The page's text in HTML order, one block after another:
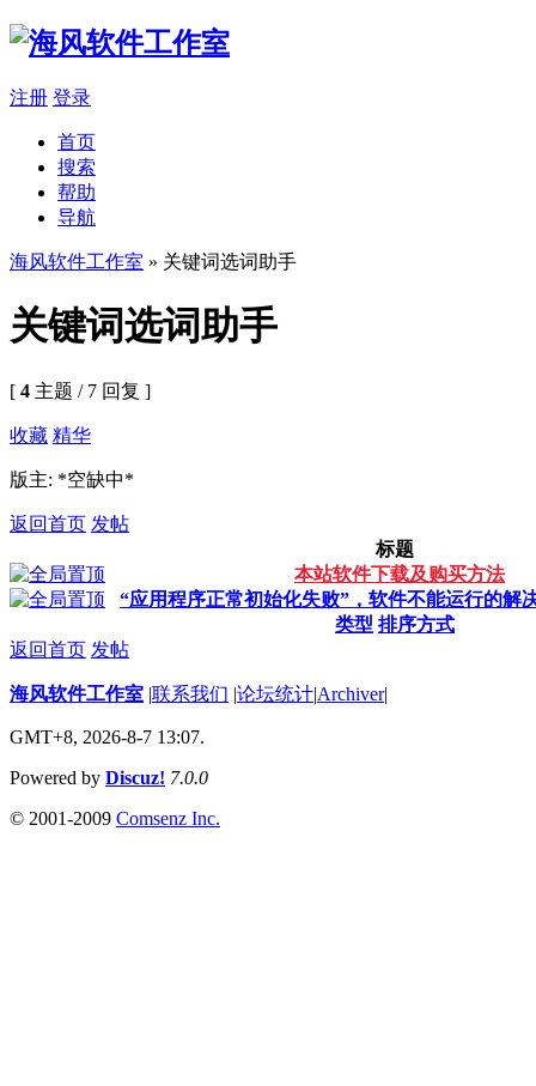
注册 登录
首页
搜索
帮助
导航
海风软件工作室 » 关键词选词助手
关键词选词助手
[ 4 主题 / 7 回复 ]
收藏 精华
版主: *空缺中*
返回首页 发帖
标题
本站软件下载及购买方法
“应用程序正常初始化失败”，软件不能运行的解
类型 排序方式
返回首页 发帖
海风软件工作室 |联系我们 |论坛统计|Archiver|
GMT+8, 2026-8-7 13:07.
Powered by Discuz! 7.0.0
© 2001-2009 Comsenz Inc.